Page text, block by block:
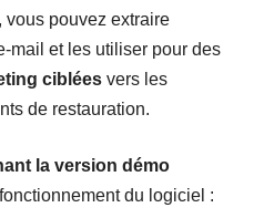
vous pouvez extraire
mail et les utiliser pour des
ciblées vers les
de restauration.
la version démo
du logiciel :